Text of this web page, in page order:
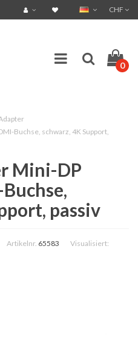
CHF
0
Buchse, schwarz, 4K Support,
Mini-DP
passiv
Artikelnr. 65583
Visualisiert: